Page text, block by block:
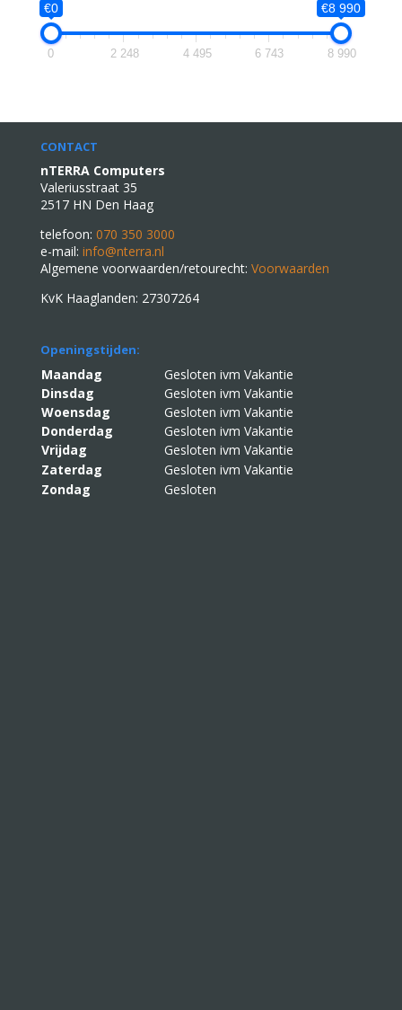
€0 €8 990
0 2 248 4 495 6 743 8 990
CONTACT
nTERRA Computers
Valeriusstraat 35
2517 HN Den Haag
telefoon: 070 350 3000
e-mail: info@nterra.nl
Algemene voorwaarden/retourecht: Voorwaarden
KvK Haaglanden: 27307264
Openingstijden:
Maandag
Gesloten ivm Vakantie
Dinsdag
Gesloten ivm Vakantie
Woensdag
Gesloten ivm Vakantie
Donderdag
Gesloten ivm Vakantie
Vrijdag
Gesloten ivm Vakantie
Zaterdag
Gesloten ivm Vakantie
Zondag
Gesloten